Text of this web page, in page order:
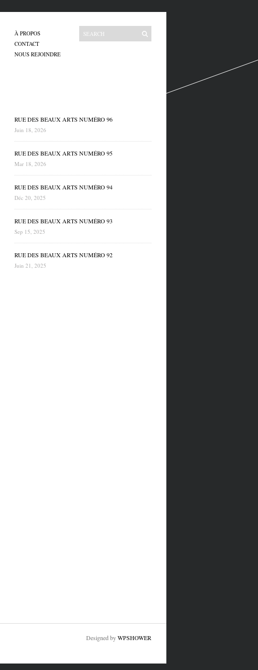
À PROPOS
CONTACT
NOUS REJOINDRE
RUE DES BEAUX ARTS NUMÉRO 96
Juin 18, 2026
RUE DES BEAUX ARTS NUMÉRO 95
Mar 18, 2026
RUE DES BEAUX ARTS NUMÉRO 94
Déc 20, 2025
RUE DES BEAUX ARTS NUMÉRO 93
Sep 15, 2025
RUE DES BEAUX ARTS NUMÉRO 92
Juin 21, 2025
Designed byWPSHOWER